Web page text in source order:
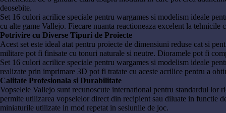
deosebite.
Set 16 culori acrilice speciale pentru wargames si modelism ideale
cu alte game Vallejo. Fiecare nuanta reactioneaza excelent la
Potrivire cu Diverse Tipuri de Proiecte
Acest set este ideal atat pentru proiecte de dimensiuni reduse cat si
militare pot fi finisate cu tonuri naturale si neutre. Dioramele pot fi
Set 16 culori acrilice speciale pentru wargames si modelism ideale
realizate prin imprimare 3D pot fi tratate cu aceste acrilice pentru a
Calitate Profesionala si Durabilitate
Vopselele Vallejo sunt recunoscute international pentru standardul lor
permite utilizarea vopselelor direct din recipient sau diluate in functie
miniaturile utilizate in mod repetat in sesiunile de joc.